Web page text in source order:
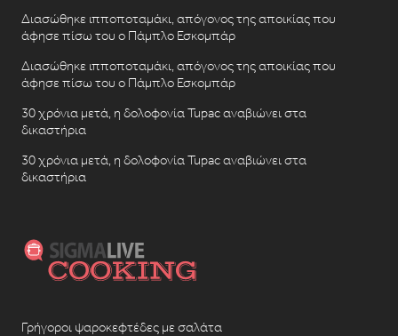
Διασώθηκε ιπποποταμάκι, απόγονος της αποικίας που
άφησε πίσω του ο Πάμπλο Εσκομπάρ
Διασώθηκε ιπποποταμάκι, απόγονος της αποικίας που
άφησε πίσω του ο Πάμπλο Εσκομπάρ
30 χρόνια μετά, η δολοφονία Tupac αναβιώνει στα
δικαστήρια
30 χρόνια μετά, η δολοφονία Tupac αναβιώνει στα
δικαστήρια
Γρήγοροι ψαροκεφτέδες με σαλάτα